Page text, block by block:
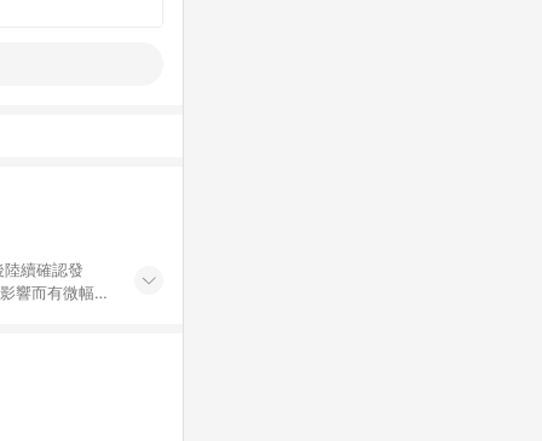
續確認發
響而有微幅差
含部分運費